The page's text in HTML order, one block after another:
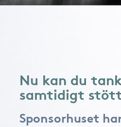
Nu kan du
samtidigt
Sponsorhuset